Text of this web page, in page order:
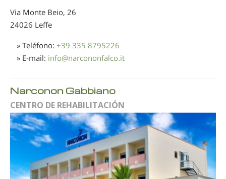
Via Monte Beio, 26
24026 Leffe
» Teléfono: +39 335 8795226
» E-mail: info@narcononfalco.it
Narconon Gabbiano
CENTRO DE REHABILITACIÓN